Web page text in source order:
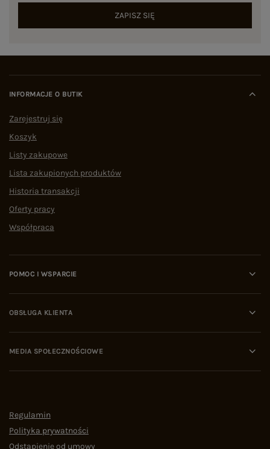
ZAPISZ SIĘ
INFORMACJE O BUTIK
Zarejestruj się
Koszyk
Listy zakupowe
Lista zakupionych produktów
Historia transakcji
Oferty pracy
Współpraca
POMOC I WSPARCIE
OBSŁUGA KLIENTA
MEDIA SPOŁECZNOŚCIOWE
Regulamin
Polityka prywatności
Odstąpienie od umowy